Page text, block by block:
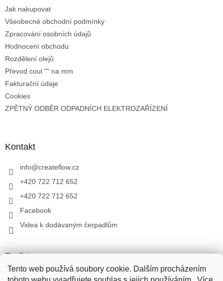
Tento web používá soubory cookie. Dalším procházením
Jak nakupovat
Všeobecné obchodní podmínky
Zpracování osobních údajů
Hodnocení obchodu
Rozdělení olejů
Převod coul "" na mm
Fakturační údaje
Cookies
ZPĚTNÝ ODBĚR ODPADNÍCH ELEKTROZAŘÍZENÍ
Kontakt
info@createflow.cz
+420 722 712 652
+420 722 712 652
Facebook
Videa k dodávaným čerpadlům
Toplist